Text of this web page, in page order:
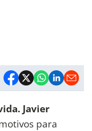
Javier
para